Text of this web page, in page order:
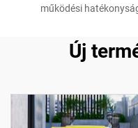
működési
Új